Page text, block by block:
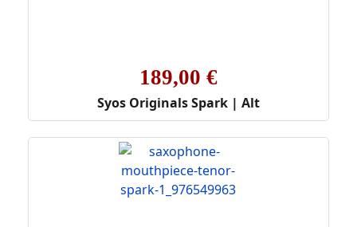
189,00 €
Syos Originals Spark | Alt